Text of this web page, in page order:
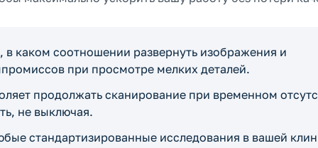
каком соотношении развернуть изображения и
при просмотре мелких деталей.
продолжать сканирование при временном
не выключая.
стандартизированные исследования в вашей